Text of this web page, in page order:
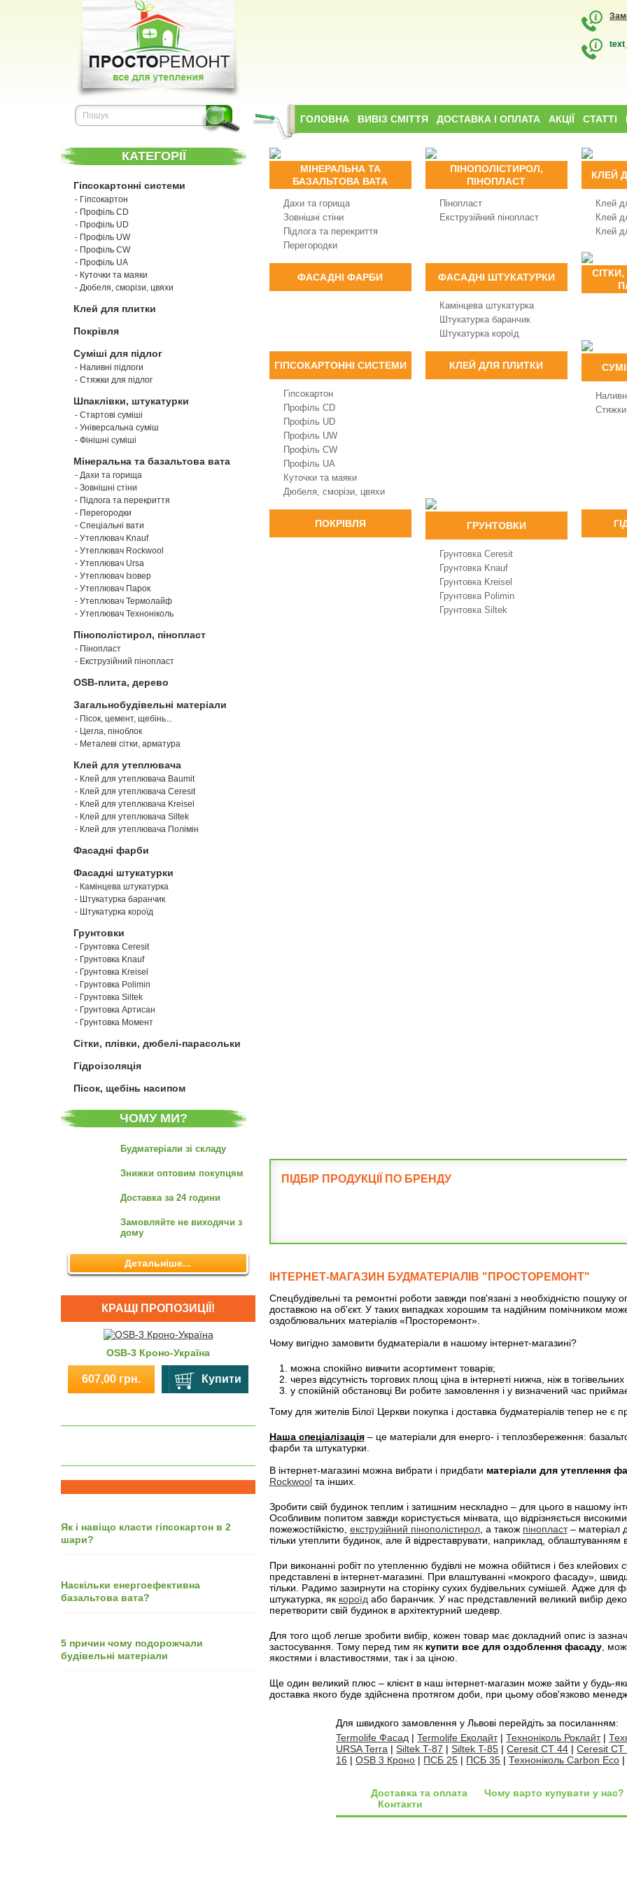
ГОЛОВНА ВИВІЗ СМІТТЯ ДОСТАВКА І ОПЛАТА АКЦІЇ СТАТТІ
КАТЕГОРІЇ
Гіпсокартонні системи
- Гіпсокартон
- Профіль CD
- Профіль UD
- Профіль UW
- Профіль CW
- Профіль UA
- Куточки та маяки
- Дюбеля, сморізи, цвяхи
Клей для плитки
Покрівля
Суміші для підлог
- Наливні підлоги
- Стяжки для підлог
Шпаклівки, штукатурки
- Стартові суміші
- Універсальна суміш
- Фінішні суміші
Мінеральна та базальтова вата
- Дахи та горища
- Зовнішні стіни
- Підлога та перекриття
- Перегородки
- Спеціальні вати
- Утеплювач Knauf
- Утеплювач Rockwool
- Утеплювач Ursa
- Утеплювач Ізовер
- Утеплювач Парок
- Утеплювач Термолайф
- Утеплювач Техноніколь
Пінополістирол, пінопласт
- Пінопласт
- Екструзійний пінопласт
OSB-плита, дерево
Загальнобудівельні матеріали
- Пісок, цемент, щебінь...
- Цегла, піноблок
- Металеві сітки, арматура
Клей для утеплювача
- Клей для утеплювача Baumit
- Клей для утеплювача Ceresit
- Клей для утеплювача Kreisel
- Клей для утеплювача Siltek
- Клей для утеплювача Полімін
Фасадні фарби
Фасадні штукатурки
- Камінцева штукатурка
- Штукатурка баранчик
- Штукатурка короїд
Грунтовки
- Грунтовка Ceresit
- Грунтовка Knauf
- Грунтовка Kreisel
- Грунтовка Polimin
- Грунтовка Siltek
- Грунтовка Артисан
- Грунтовка Момент
Сітки, плівки, дюбелі-парасольки
Гідроізоляція
Пісок, щебінь насипом
ЧОМУ МИ?
Будматеріали зі складу
Знижки оптовим покупцям
Доставка за 24 години
Замовляйте не виходячи з
дому
Детальніше...
КРАЩІ ПРОПОЗИЦІЇ!
OSB-3 Кроно-Україна
607,00 грн. Купити 86,85 грн. Купити 63,70 грн.
Як і навіщо класти гіпсокартон в 2
шари?
Наскільки енергоефективна
базальтова вата?
5 причин чому подорожчали
будівельні матеріали
МІНЕРАЛЬНА ТА
БАЗАЛЬТОВА ВАТА
Дахи та горища
Зовнішні стіни
Підлога та перекриття
Перегородки
ПІНОПОЛІСТИРОЛ,
ПІНОПЛАСТ
Пінопласт
Екструзійний пінопласт
КЛЕЙ
Клей
Клей
Клей
ФАСАДНІ ФАРБИ ФАСАДНІ ШТУКАТУРКИ
Камінцева штукатурка
Штукатурка баранчик
Штукатурка короїд
ГІПСОКАРТОННІ СИСТЕМИ
Гіпсокартон
Профіль CD
Профіль UD
Профіль UW
Профіль CW
Профіль UA
Куточки та маяки
Дюбеля, сморізи, цвяхи
КЛЕЙ ДЛЯ ПЛИТКИ
ПОКРІВЛЯ ГРУНТОВКИ
Грунтовка Ceresit
Грунтовка Knauf
Грунтовка Kreisel
Грунтовка Polimin
Грунтовка Siltek
ПІДБІР ПРОДУКЦІЇ ПО БРЕНДУ
ІНТЕРНЕТ-МАГАЗИН БУДМАТЕРІАЛІВ "ПРОСТОРЕМОНТ"
Спецбудівельні та ремонтні роботи завжди пов'язані з необхідністю
доставкою на об'єкт. У таких випадках хорошим та надійним помічником
оздоблювальних матеріалів «Просторемонт».
Чому вигідно замовити будматеріали в нашому інтернет-магазині?
можна спокійно вивчити асортимент товарів;
через відсутність торгових площ ціна в інтернеті нижча, ніж в
у спокійній обстановці Ви робите замовлення і у визначений час
Тому для жителів Білої Церкви покупка і доставка будматеріалів тепер не є
Наша спеціалізація– це матеріали для енерго- і теплозбереження:
фарби та штукатурки.
В інтернет-магазині можна вибрати і придбати матеріали для утеплення
Rockwoolта інших.
Зробити свій будинок теплим і затишним нескладно – для цього в нашому
Особливим попитом завжди користується мінвата, що відрізняється
пожежостійкістю, екструзійний пінополістирол, а також пінопласт– матеріал
тільки утеплити будинок, але й відреставрувати, наприклад,
При виконанні робіт по утепленню будівлі не можна обійтися і без
представлені в інтернет-магазині. При влаштуванні «мокрого фасаду»,
тільки. Радимо зазирнути на сторінку сухих будівельних сумішей. Адже для
штукатурка, як короїд або баранчик. У нас представлений великий вибір
перетворити свій будинок в архітектурний шедевр.
Для того щоб легше зробити вибір, кожен товар має докладний опис із
застосування. Тому перед тим як купити все для оздоблення фасаду,
якостями і властивостями, так і за ціною.
Ще один великий плюс – клієнт в наш інтернет-магазин може зайти у будь-
доставка якого буде здійснена протягом доби, при цьому обов'язково
Для швидкого замовлення у Львові перейдіть за посиланням:
Termolife Фасад |Termolife Еколайт|Техноніколь Роклайт|
URSA Terra |Siltek T-87 |Siltek T-85 |Ceresit CT 44 |Ceresit CT
16 |OSB 3 Кроно | ПСБ 25 | ПСБ 35 |Техноніколь Carbon Eco |
Доставка та оплата Чому варто купувати у нас?
Контакти